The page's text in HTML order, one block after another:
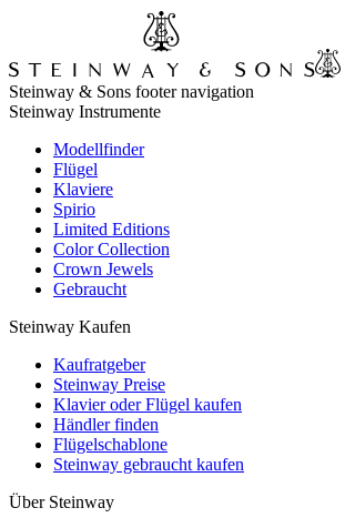
Steinway & Sons footer navigation
Steinway Instrumente
Modellfinder
Flügel
Klaviere
Spirio
Limited Editions
Color Collection
Crown Jewels
Gebraucht
Steinway Kaufen
Kaufratgeber
Steinway Preise
Klavier oder Flügel kaufen
Händler finden
Flügelschablone
Steinway gebraucht kaufen
Über Steinway